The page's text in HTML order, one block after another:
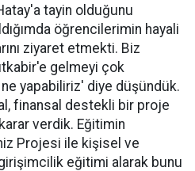
tayin olduğunu
öğrencilerimin hayali
ziyaret etmekti. Biz
gelmeyi çok
yapabiliriz' diye düşündük.
finansal destekli bir proje
verdik. Eğitimin
Projesi ile kişisel ve
eğitimi alarak bunu